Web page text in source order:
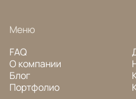
Меню
FAQ
О компании
Блог
Портфолио